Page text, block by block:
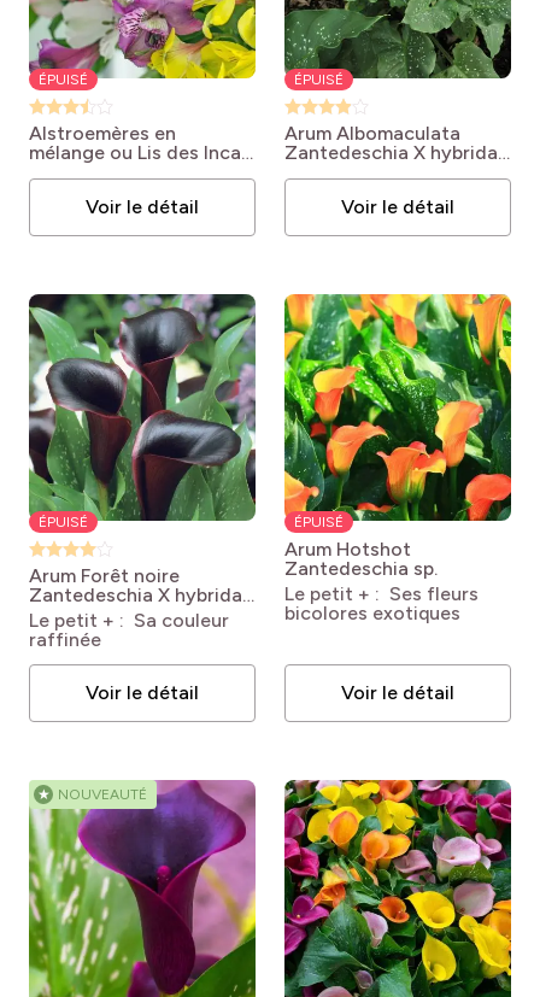
ÉPUISÉ
Alstroemères en
mélange ou Lis des Incas
Voir le détail
ÉPUISÉ
Arum Albomaculata
Zantedeschia X hybrida
Voir le détail
ÉPUISÉ
Arum Forêt noire
Zantedeschia X hybrida
'Forêt Noire'
Le petit + : Sa couleur
raffinée
Voir le détail
ÉPUISÉ
Arum Hotshot
Zantedeschia sp.
Le petit + : Ses fleurs
bicolores exotiques
Voir le détail
★ NOUVEAUTÉ